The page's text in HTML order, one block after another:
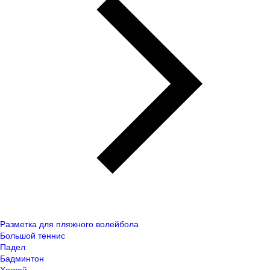
Разметка для пляжного волейбола
Большой теннис
Падел
Бадминтон